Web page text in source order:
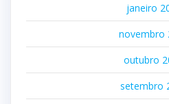
janeiro
novembro
outubro
setembro